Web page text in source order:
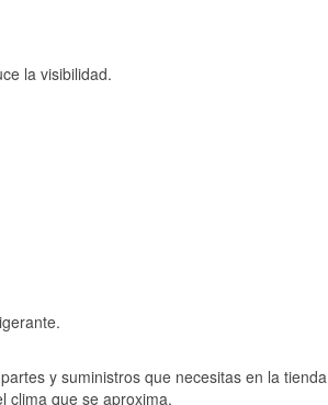
la visibilidad.
y suministros que necesitas en la tienda
clima que se aproxima.